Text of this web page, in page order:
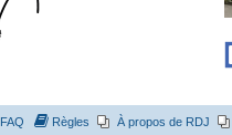
FAQ Règles À propos de RDJ